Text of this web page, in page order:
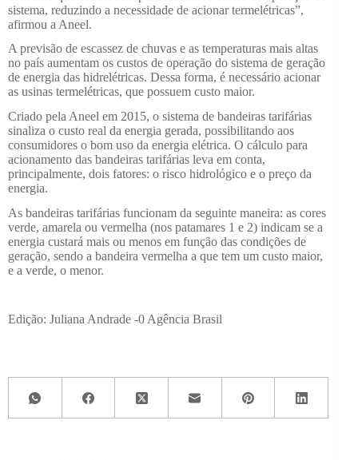
sistema, reduzindo a necessidade de acionar termelétricas”,
afirmou a Aneel.
A previsão de escassez de chuvas e as temperaturas mais altas
no país aumentam os custos de operação do sistema de geração
de energia das hidrelétricas. Dessa forma, é necessário acionar
as usinas termelétricas, que possuem custo maior.
Criado pela Aneel em 2015, o sistema de bandeiras tarifárias
sinaliza o custo real da energia gerada, possibilitando aos
consumidores o bom uso da energia elétrica. O cálculo para
acionamento das bandeiras tarifárias leva em conta,
principalmente, dois fatores: o risco hidrológico e o preço da
energia.
As bandeiras tarifárias funcionam da seguinte maneira: as cores
verde, amarela ou vermelha (nos patamares 1 e 2) indicam se a
energia custará mais ou menos em função das condições de
geração, sendo a bandeira vermelha a que tem um custo maior,
e a verde, o menor.
Edição: Juliana Andrade -0 Agência Brasil